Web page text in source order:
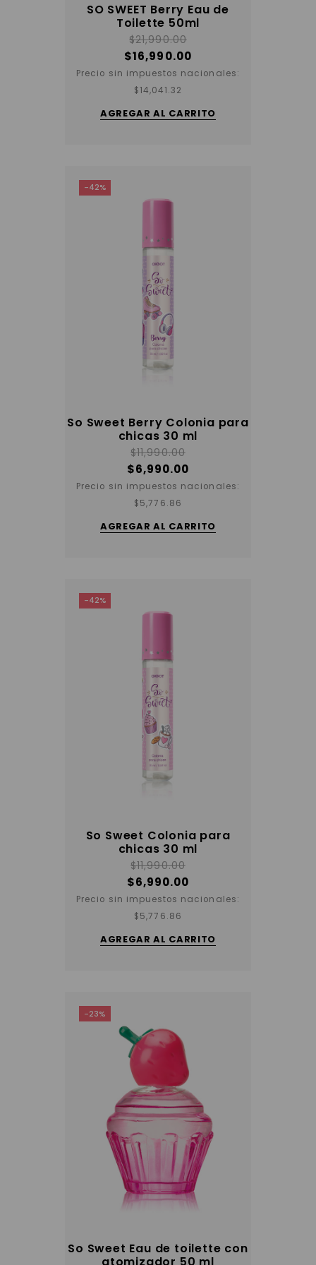
SO SWEET Berry Eau de
Toilette 50ml
$21,990.00
$16,990.00
Precio sin impuestos nacionales:
$14,041.32
AGREGAR AL CARRITO
-42%
So Sweet Berry Colonia para
chicas 30 ml
$11,990.00
$6,990.00
Precio sin impuestos nacionales:
$5,776.86
AGREGAR AL CARRITO
-42%
So Sweet Colonia para
chicas 30 ml
$11,990.00
$6,990.00
Precio sin impuestos nacionales:
$5,776.86
AGREGAR AL CARRITO
-23%
So Sweet Eau de toilette con